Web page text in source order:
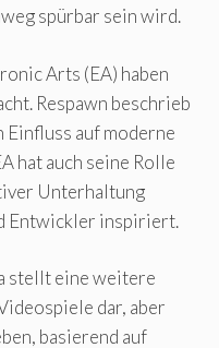
spürbar sein wird.
Arts (EA) haben
Respawn beschrieb
Einfluss auf moderne
hat auch seine Rolle
Unterhaltung
Entwickler inspiriert.
stellt eine weitere
dar, aber
basierend auf